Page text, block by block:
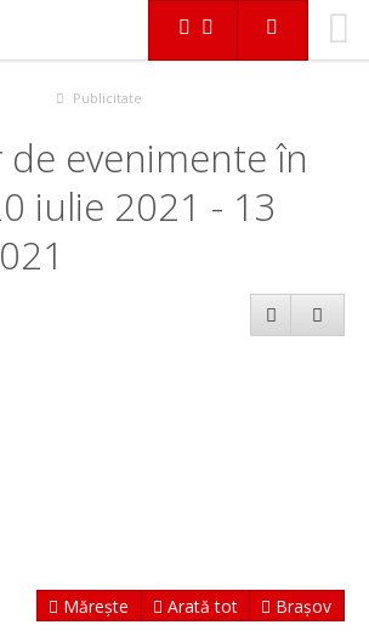
Publicitate
de evenimente în
iulie 2021 - 13
Mărește Arată tot Brașov